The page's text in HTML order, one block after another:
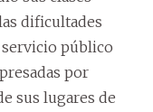
dificultades
público
por
sus lugares de